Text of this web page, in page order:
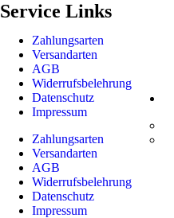
Service Links
Zahlungsarten
Versandarten
AGB
Widerrufsbelehrung
Datenschutz
Impressum
Zahlungsarten
Versandarten
AGB
Widerrufsbelehrung
Datenschutz
Impressum